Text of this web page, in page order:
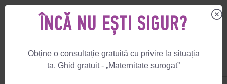
+1 844 892 78 00 UK+44 800 069 86 90
ÎNCĂ NU EȘTI SIGUR?
Obține o consultație gratuită cu privire la situația
ta. Ghid gratuit - „Maternitate surogat”